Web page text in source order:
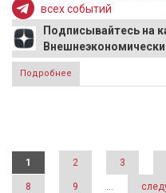
всех событий
Подписывайтесь на
Подробнее
Страницы
1 2 3
8 9 …